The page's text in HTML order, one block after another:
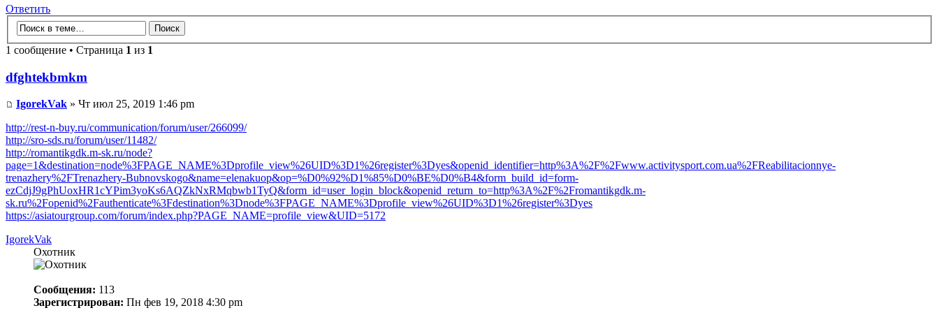
Ответить
1 сообщение • Страница 1 из 1
dfghtekbmkm
IgorekVak » Чт июл 25, 2019 1:46 pm
http://rest-n-buy.ru/communication/forum/user/266099/
http://sro-sds.ru/forum/user/11482/
http://romantikgdk.m-sk.ru/node?
page=1&destination=node%3FPAGE_NAME%3Dprofile_view%26UID%3D1%26register%3Dyes&openid_identifier=http%3A%2F%2Fwww.activitysport.com.ua%2FReabilitacionnye-
trenazhery%2FTrenazhery-Bubnovskogo&name=elenakuop&op=%D0%92%D1%85%D0%BE%D0%B4&form_build_id=form-
ezCdjJ9gPhUoxHR1cYPim3yoKs6AQZkNxRMqbwb1TyQ&form_id=user_login_block&openid_return_to=http%3A%2F%2Fromantikgdk.m-
sk.ru%2Fopenid%2Fauthenticate%3Fdestination%3Dnode%3FPAGE_NAME%3Dprofile_view%26UID%3D1%26register%3Dyes
https://asiatourgroup.com/forum/index.php?PAGE_NAME=profile_view&UID=5172
IgorekVak
Охотник
Сообщения: 113
Зарегистрирован: Пн фев 19, 2018 4:30 pm